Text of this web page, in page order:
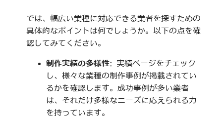
では、幅広い業種に対応できる業者を探すための
具体的なポイントは何でしょうか。以下の点を確
認してみてください。
制作実績の多様性: 実績ページをチェック
し、様々な業種の制作事例が掲載されてい
るかを確認します。成功事例が多い業者
は、それだけ多様なニーズに応えられる力
を持っています。